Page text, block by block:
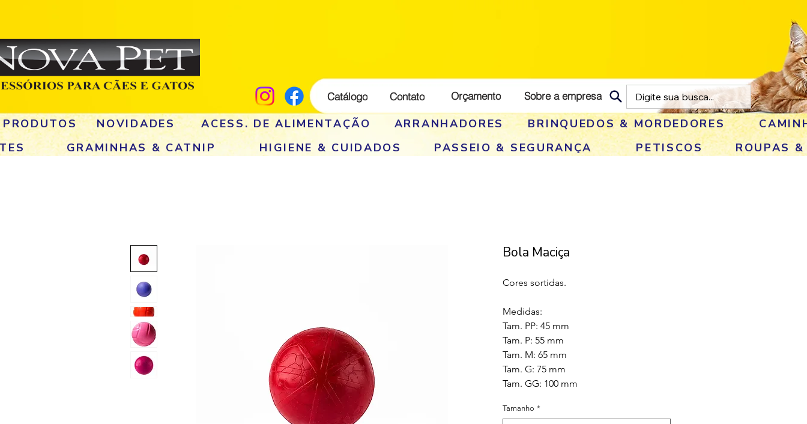
Catálogo Contato Orçamento Sobre a empresa
NOVIDADES ACESS. DE ALIMENTAÇÃO ARRANHADORES
BRINQUEDOS & MORDEDORES
GRAMINHAS & CATNIP HIGIENE & CUIDADOS PASSEIO & SEGURANÇA PETISCOS
ROUPAS
Bola Maciça
Cores sortidas.
Medidas:
Tam. PP: 45 mm
Tam. P: 55 mm
Tam. M: 65 mm
Tam. G: 75 mm
Tam. GG: 100 mm
Tamanho *